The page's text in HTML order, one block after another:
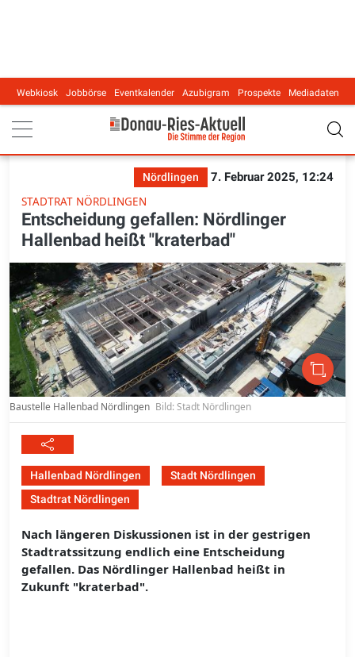
Main navigation
Webkiosk Jobbörse Eventkalender Azubigram Prospekte Mediadaten
Nördlingen
7. Februar 2025, 12:24
STADTRAT NÖRDLINGEN
Entscheidung gefallen: Nördlinger
Hallenbad heißt "kraterbad"
Baustelle Hallenbad Nördlingen Bild: Stadt Nördlingen
Hallenbad Nördlingen
Stadt Nördlingen
Stadtrat Nördlingen
Nach längeren Diskussionen ist in der gestrigen
Stadtratssitzung endlich eine Entscheidung
gefallen. Das Nördlinger Hallenbad heißt in
Zukunft "kraterbad".